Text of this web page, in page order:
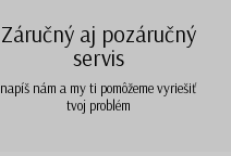
Záručný aj pozáručný
servis
napíš nám a my ti pomôžeme vyriešiť
tvoj problém